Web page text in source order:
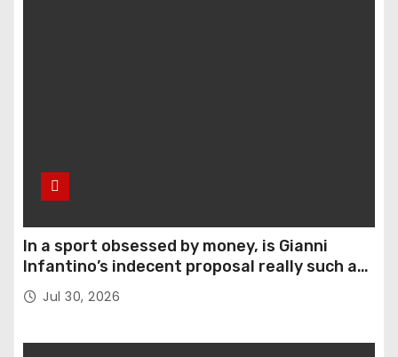
In a sport obsessed by money, is Gianni
Infantino’s indecent proposal really such a
surprise?
Jul 30, 2026